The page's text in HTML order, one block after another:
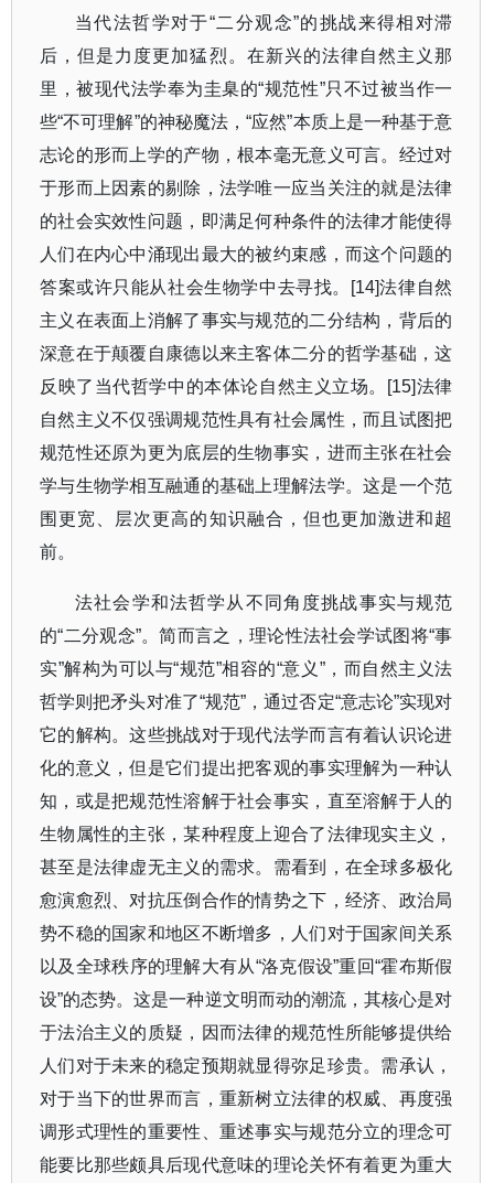
当代法哲学对于“二分观念”的挑战来得相对滞
后，但是力度更加猛烈。在新兴的法律自然主义那
里，被现代法学奉为圭臬的“规范性”只不过被当作一
些“不可理解”的神秘魔法，“应然”本质上是一种基于意
志论的形而上学的产物，根本毫无意义可言。经过对
于形而上因素的剔除，法学唯一应当关注的就是法律
的社会实效性问题，即满足何种条件的法律才能使得
人们在内心中涌现出最大的被约束感，而这个问题的
答案或许只能从社会生物学中去寻找。
[14]法律自然
主义在表面上消解了事实与规范的二分结构，背后的
深意在于颠覆自康德以来主客体二分的哲学基础，这
反映了当代哲学中的本体论自然主义立场。
[15]法律
自然主义不仅强调规范性具有社会属性，而且试图把
规范性还原为更为底层的生物事实，进而主张在社会
学与生物学相互融通的基础上理解法学。这是一个范
围更宽、层次更高的知识融合，但也更加激进和超
前。
法社会学和法哲学从不同角度挑战事实与规范
的“二分观念”。简而言之，理论性法社会学试图将“事
实”解构为可以与“规范”相容的“意义 ”，而自然主义法
哲学则把矛头对准了“规范” ，通过否定“意志论”实现对
它的解构。这些挑战对于现代法学而言有着认识论进
化的意义，但是它们提出把客观的事实理解为一种认
知，或是把规范性溶解于社会事实，直至溶解于人的
生物属性的主张，某种程度上迎合了法律现实主义，
甚至是法律虚无主义的需求。需看到，在全球多极化
愈演愈烈、对抗压倒合作的情势之下，经济、政治局
势不稳的国家和地区不断增多，人们对于国家间关系
以及全球秩序的理解大有从“洛克假设”重回“霍布斯假
设”的态势。这是一种逆文明而动的潮流，其核心是对
于法治主义的质疑，因而法律的规范性所能够提供给
人们对于未来的稳定预期就显得弥足珍贵。需承认，
对于当下的世界而言，重新树立法律的权威、再度强
调形式理性的重要性、重述事实与规范分立的理念可
能要比那些颇具后现代意味的理论关怀有着更为重大